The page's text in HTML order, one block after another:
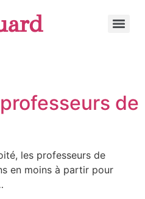
de
les professeurs de
en moins à partir pour